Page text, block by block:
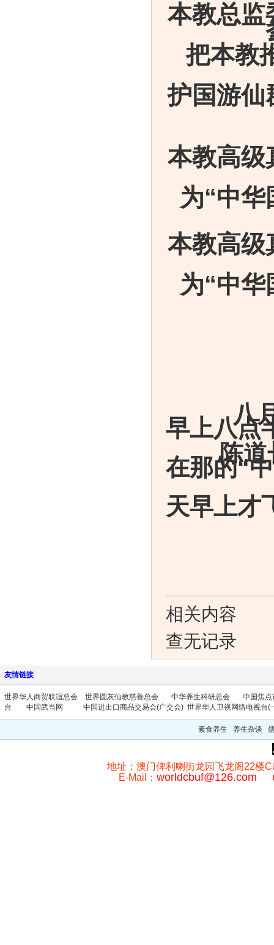
本教总监
把本教
护国游仙
本教高级
为“中
本教高级
为“中
八
早上八点
陈道
在那的“
旁迟
天早上才
相关内容
查无记录
友情链接
世界华人商贸联谊总会 世界圆灰仙教慈善总会 中华养生科研总会
中国焦点
台 中国武当网 中国进出口商品交易会(广交会) 世界华人卫视网络电视台(
素食养生 养生杂谈
地址：澳门俾利喇街龙园飞龙阁22楼
E-Mail： worldcbuf@126.com